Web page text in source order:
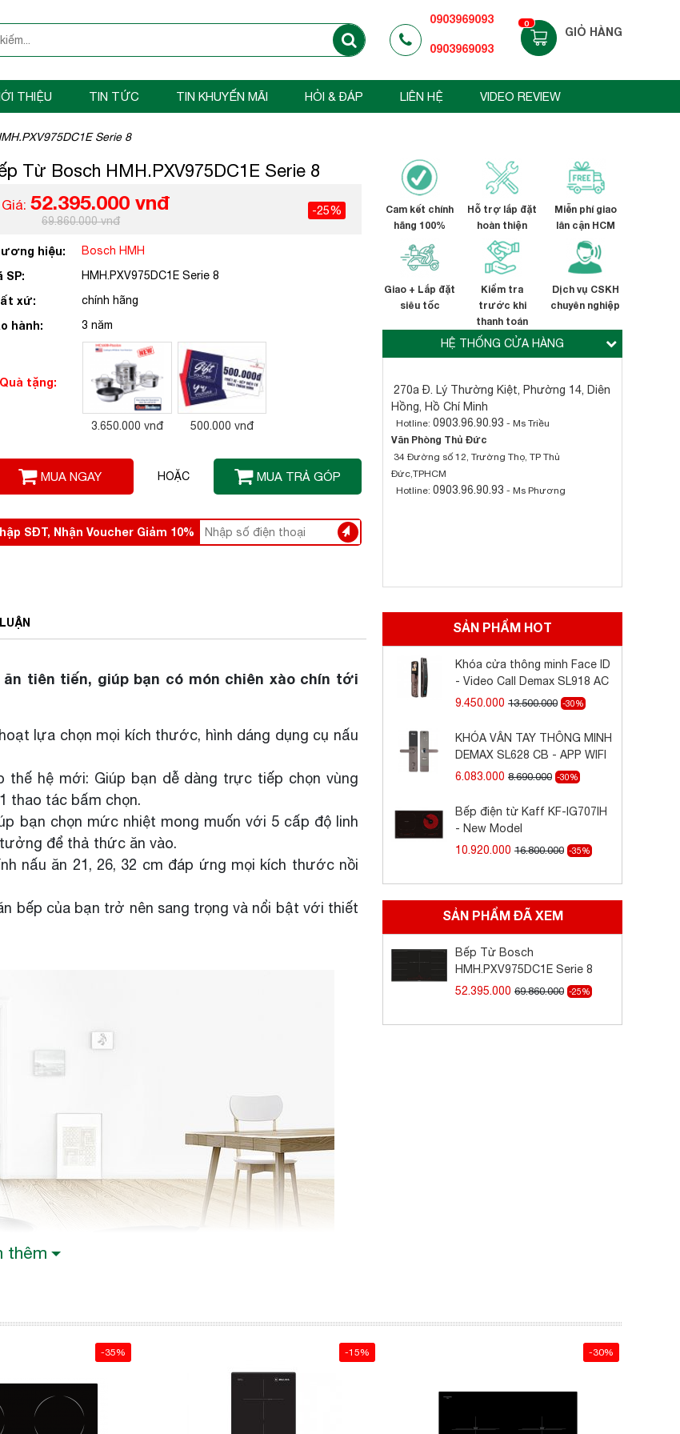
0903969093
0903969093
0
GIỎ HÀNG
THIỆU TIN TỨC TIN KHUYẾN MÃI HỎI & ĐÁP LIÊN HỆ VIDEO REVIEW
Serie 8
Từ Bosch HMH.PXV975DC1E Serie 8
Giá: 52.395.000 vnđ
69.860.000 vnđ
-25%
hiệu: Bosch HMH
SP: HMH.PXV975DC1E Serie 8
xứ: chính hãng
hành: 3 năm
Quà tặng:
3.650.000 vnđ 500.000 vnđ
MUA NGAY HOẶC MUA TRẢ GÓP
SĐT, Nhận Voucher Giảm 10%
Cam kết chính
hãng 100%
Hỗ trợ lắp đặt
hoàn thiện
Miễn phí giao
lân cận HCM
Giao + Lắp đặt
siêu tốc
Kiểm tra
trước khi
thanh toán
Dịch vụ CSKH
chuyên nghiệp
HỆ THỐNG CỬA HÀNG
270a Đ. Lý Thường Kiệt, Phường 14, Diên
Hồng, Hồ Chí Minh
Hotline: 0903.96.90.93 - Ms Triều
Văn Phòng Thủ Đức
34 Đường số 12, Trường Thọ, TP Thủ
Đức,TPHCM
Hotline: 0903.96.90.93 - Ms Phương
LUẬN
tiên tiến, giúp bạn có món chiên xào chín tới
lựa chọn mọi kích thước, hình dáng dụng cụ nấu
thế hệ mới: Giúp bạn dễ dàng trực tiếp chọn vùng
thao tác bấm chọn.
bạn chọn mức nhiệt mong muốn với 5 cấp độ linh
để thả thức ăn vào.
nấu ăn 21, 26, 32 cm đáp ứng mọi kích thước nồi
bếp của bạn trở nên sang trọng và nổi bật với thiết
thêm
SẢN PHẨM HOT
Khóa cửa thông minh Face ID
- Video Call Demax SL918 AC
9.450.000 13.500.000 -30%
KHÓA VÂN TAY THÔNG MINH
DEMAX SL628 CB - APP WIFI
6.083.000 8.690.000 -30%
Bếp điện từ Kaff KF-IG707IH
- New Model
10.920.000 16.800.000 -35%
SẢN PHẨM ĐÃ XEM
Bếp Từ Bosch
HMH.PXV975DC1E Serie 8
52.395.000 69.860.000 -25%
-35% -15% -30%